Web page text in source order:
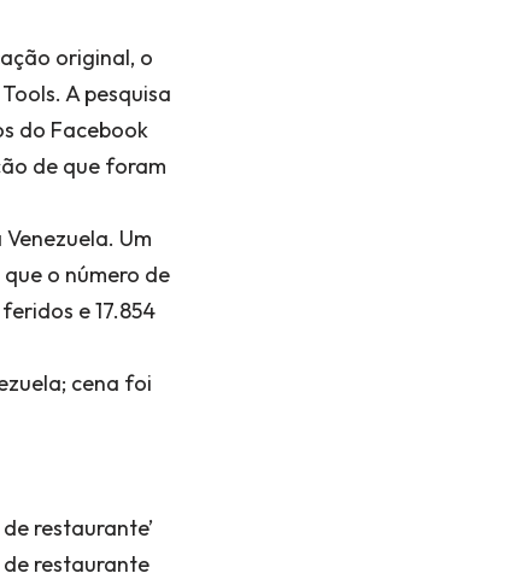
original, o
A pesquisa
do Facebook
de que foram
Um
o número de
e 17.854
cena foi
restaurante’
de restaurante